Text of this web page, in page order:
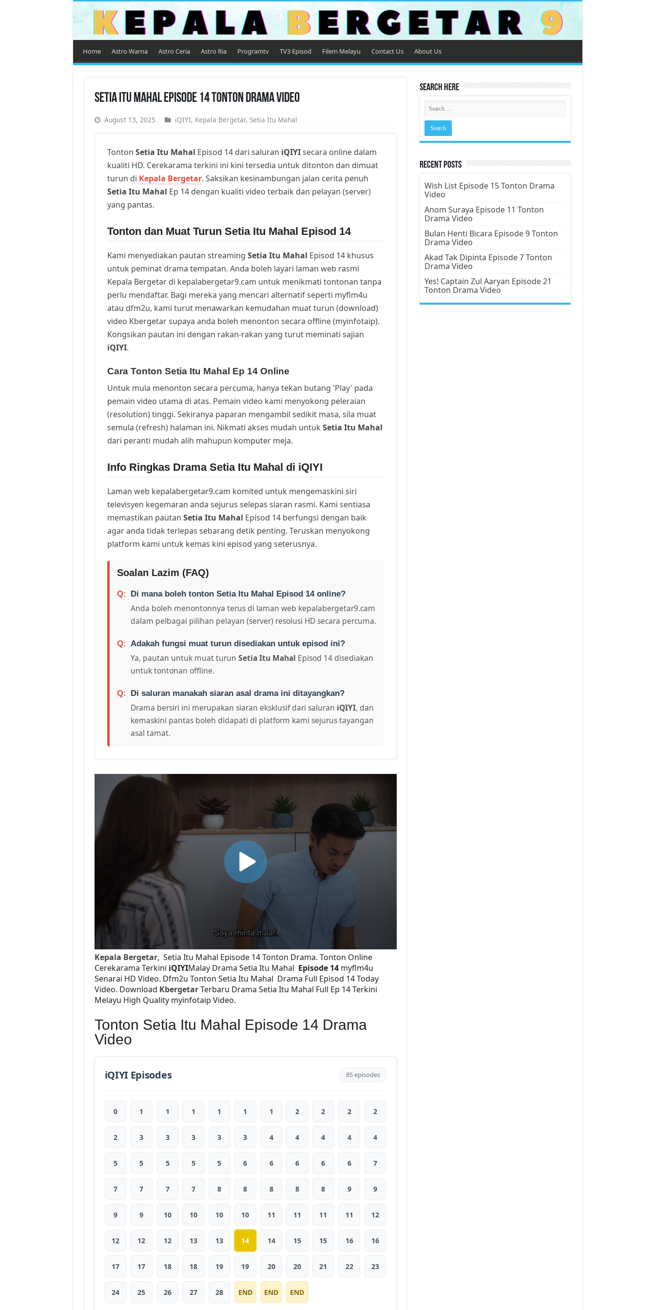
Home Astro Warna Astro Ceria Astro Ria Programtv TV3 Episod Filem Melayu Contact Us About Us
Setia Itu Mahal Episode 14 Tonton Drama Video
August 13, 2025 iQIYI, Kepala Bergetar, Setia Itu Mahal
Tonton Setia Itu Mahal Episod 14 dari saluran iQIYIsecara online dalam
kualiti HD. Cerekarama terkini ini kini tersedia untuk ditonton dan dimuat
turun di Kepala Bergetar. Saksikan kesinambungan jalan cerita penuh
Setia Itu Mahal Ep 14 dengan kualiti video terbaik dan pelayan (server)
yang pantas.
Tonton dan Muat Turun Setia Itu Mahal Episod 14
Kami menyediakan pautan streaming Setia Itu Mahal Episod 14 khusus
untuk peminat drama tempatan. Anda boleh layari laman web rasmi
Kepala Bergetar di kepalabergetar9.cam untuk menikmati tontonan tanpa
perlu mendaftar. Bagi mereka yang mencari alternatif seperti myflm4u
atau dfm2u, kami turut menawarkan kemudahan muat turun (download)
video Kbergetar supaya anda boleh menonton secara offline (myinfotaip).
Kongsikan pautan ini dengan rakan-rakan yang turut meminati sajian
iQIYI.
Cara Tonton Setia Itu Mahal Ep 14 Online
Untuk mula menonton secara percuma, hanya tekan butang 'Play' pada
pemain video utama di atas. Pemain video kami menyokong peleraian
(resolution) tinggi. Sekiranya paparan mengambil sedikit masa, sila muat
semula (refresh) halaman ini. Nikmati akses mudah untuk Setia Itu Mahal
dari peranti mudah alih mahupun komputer meja.
Info Ringkas Drama Setia Itu Mahal di iQIYI
Laman web kepalabergetar9.cam komited untuk mengemaskini siri
televisyen kegemaran anda sejurus selepas siaran rasmi. Kami sentiasa
memastikan pautan Setia Itu Mahal Episod 14 berfungsi dengan baik
agar anda tidak terlepas sebarang detik penting. Teruskan menyokong
platform kami untuk kemas kini episod yang seterusnya.
Soalan Lazim (FAQ)
Di mana boleh tonton Setia Itu Mahal Episod 14 online?
Anda boleh menontonnya terus di laman web kepalabergetar9.cam
dalam pelbagai pilihan pelayan (server) resolusi HD secara percuma.
Adakah fungsi muat turun disediakan untuk episod ini?
Ya, pautan untuk muat turun Setia Itu Mahal Episod 14 disediakan
untuk tontonan offline.
Di saluran manakah siaran asal drama ini ditayangkan?
Drama bersiri ini merupakan siaran eksklusif dari saluran iQIYI, dan
kemaskini pantas boleh didapati di platform kami sejurus tayangan
asal tamat.
Kepala Bergetar, Setia Itu Mahal Episode 14 Tonton Drama. Tonton Online
Cerekarama Terkini iQIYIMalay Drama Setia Itu Mahal Episode 14 myflm4u
Senarai HD Video. Dfm2u Tonton Setia Itu Mahal Drama Full Episod 14 Today
Video. Download KbergetarTerbaru Drama Setia Itu Mahal Full Ep 14 Terkini
Melayu High Quality myinfotaip Video.
Tonton Setia Itu Mahal Episode 14 Drama
Video
iQIYI Episodes 85 episodes
0 1 1 1 1 1 1 2 2 2 2
2 3 3 3 3 3 4 4 4 4 4
5 5 5 5 5 6 6 6 6 6 7
7 7 7 7 8 8 8 8 8 9 9
9 9 10 10 10 10 11 11 11 11 12
12 12 12 13 13 14 14 15 15 16 16
17 17 18 18 19 19 20 20 21 22 23
24 25 26 27 28 END END END
Search Here
Recent Posts
Wish List Episode 15 Tonton Drama
Video
Anom Suraya Episode 11 Tonton
Drama Video
Bulan Henti Bicara Episode 9 Tonton
Drama Video
Akad Tak Dipinta Episode 7 Tonton
Drama Video
Yes! Captain Zul Aaryan Episode 21
Tonton Drama Video